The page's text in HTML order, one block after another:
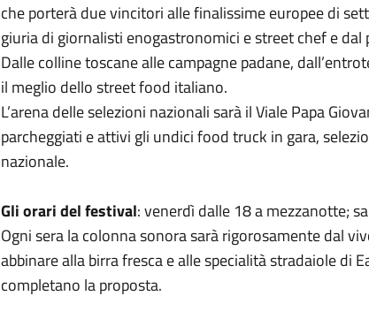
che porterà due vincitori alle finalissime europee di
giuria di giornalisti enogastronomici e street chef e dal
Dalle colline toscane alle campagne padane,
il meglio dello street food italiano.
L’arena delle selezioni nazionali sarà il Viale Papa
parcheggiati e attivi gli undici food truck in gara,
nazionale.
Gli orari del festival: venerdì dalle 18 a mezzanotte;
Ogni sera la colonna sonora sarà rigorosamente dal
abbinare alla birra fresca e alle specialità stradaiole di
completano la proposta.